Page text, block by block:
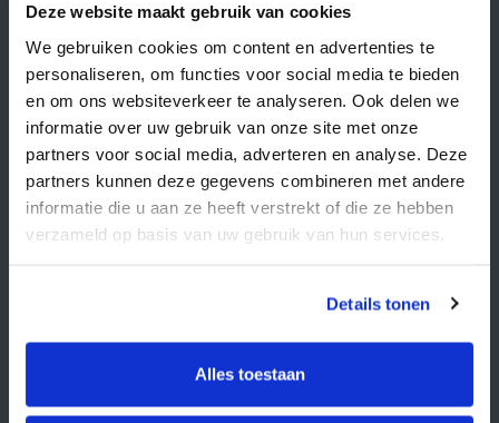
Deze website maakt gebruik van cookies
We gebruiken cookies om content en advertenties te
personaliseren, om functies voor social media te bieden
en om ons websiteverkeer te analyseren. Ook delen we
informatie over uw gebruik van onze site met onze
partners voor social media, adverteren en analyse. Deze
partners kunnen deze gegevens combineren met andere
informatie die u aan ze heeft verstrekt of die ze hebben
verzameld op basis van uw gebruik van hun services.
Details tonen
Alles toestaan
Contactgegevens
Supply Service B.V.
Nijverheidsstraat 25-K
3861 RJ Nijkerk
info@supplyservice.nl
+31 33 468 13 42
KvK nummer: 66384737
Retourbeleid